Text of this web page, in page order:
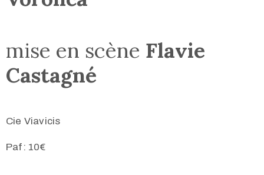
mise en scène Flavie
Castagné
Cie Viavicis
Paf: 10€